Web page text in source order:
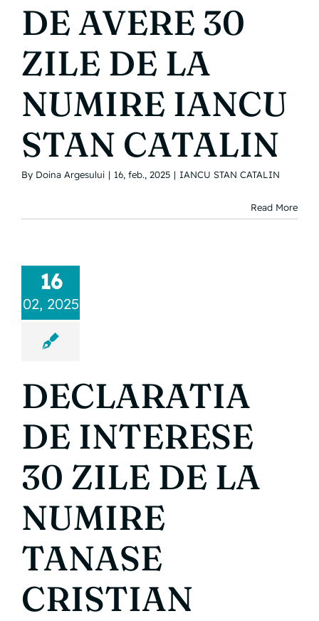
INFORMAȚII PUBLICE
CONTACT
DE AVERE 30
ZILE DE LA
NUMIRE IANCU
STAN CATALIN
By Doina Argesului | 16, feb., 2025 | IANCU STAN CATALIN
Read More
16
02, 2025
DECLARATIA
DE INTERESE
30 ZILE DE LA
NUMIRE
TANASE
CRISTIAN